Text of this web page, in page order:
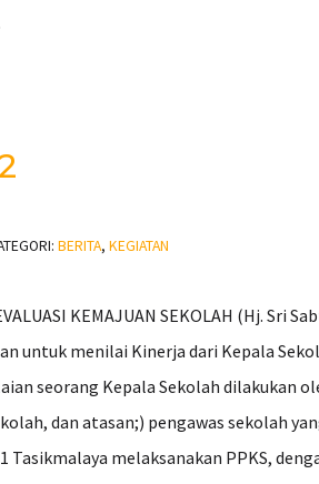
BERITA, KEGIATAN
EVALUASI KEMAJUAN SEKOLAH (Hj.
untuk menilai Kinerja dari Kepala
seorang Kepala Sekolah dilakukan
dan atasan;) pengawas sekolah
Tasikmalaya melaksanakan PPKS,